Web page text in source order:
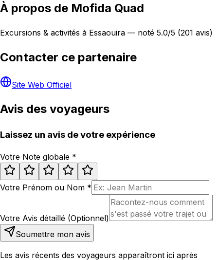
À propos de Mofida Quad
Excursions & activités à Essaouira — noté 5.0/5 (201 avis)
Contacter ce partenaire
Site Web Officiel
Avis des voyageurs
Laissez un avis de votre expérience
Votre Note globale *
Votre Prénom ou Nom *
Votre Avis détaillé (Optionnel)
Soumettre mon avis
Les avis récents des voyageurs apparaîtront ici après